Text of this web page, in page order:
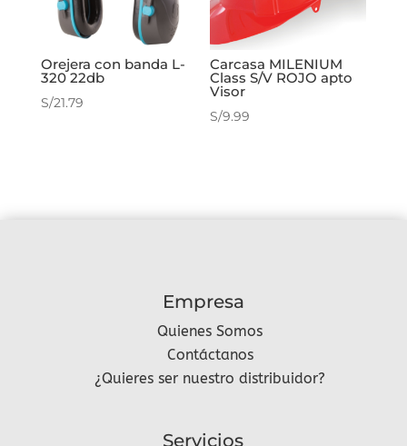
Orejera con banda L-
320 22db
S/21.79
Carcasa MILENIUM
Class S/V ROJO apto
Visor
S/9.99
Empresa
Quienes Somos
Contáctanos
¿Quieres ser nuestro distribuidor?
Servicios